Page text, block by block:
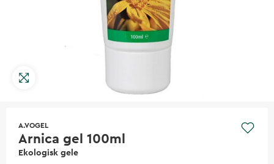
A.VOGEL
Arnica gel 100ml
Ekologisk gele